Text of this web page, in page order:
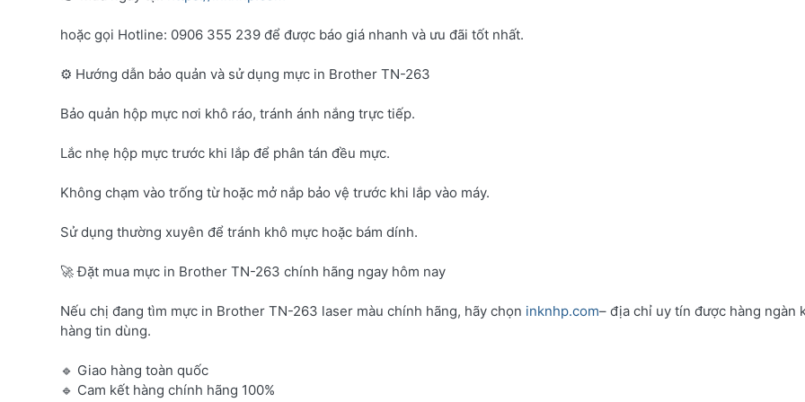
hoặc gọi Hotline: 0906 355 239 để được báo giá nhanh và ưu đãi tốt nhất.
⚙️ Hướng dẫn bảo quản và sử dụng mực in Brother TN-263
Bảo quản hộp mực nơi khô ráo, tránh ánh nắng trực tiếp.
Lắc nhẹ hộp mực trước khi lắp để phân tán đều mực.
Không chạm vào trống từ hoặc mở nắp bảo vệ trước khi lắp vào máy.
Sử dụng thường xuyên để tránh khô mực hoặc bám dính.
🚀 Đặt mua mực in Brother TN-263 chính hãng ngay hôm nay
Nếu chị đang tìm mực in Brother TN-263 laser màu chính hãng, hãy chọn inknhp.com– địa chỉ uy tín được hàng ngàn
hàng tin dùng.
🔹 Giao hàng toàn quốc
🔹 Cam kết hàng chính hãng 100%